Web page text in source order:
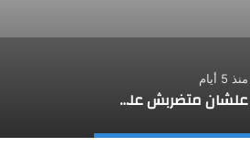
منذ 5 أيام
علشان متضربش على قفاك … بقلم / د . رجب عبد اللطيف محمد